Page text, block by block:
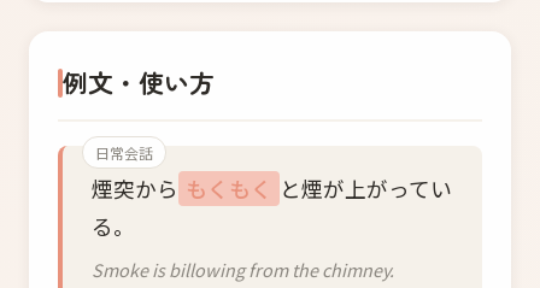
例文・使い方
日常会話
煙突から もくもく と煙が上がってい
る。
Smoke is billowing from the chimney.